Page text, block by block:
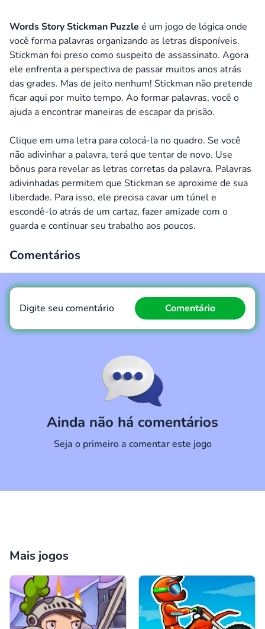
Words Story Stickman Puzzle é um jogo de lógica onde
você forma palavras organizando as letras disponíveis.
Stickman foi preso como suspeito de assassinato. Agora
ele enfrenta a perspectiva de passar muitos anos atrás
das grades. Mas de jeito nenhum! Stickman não pretende
ficar aqui por muito tempo. Ao formar palavras, você o
ajuda a encontrar maneiras de escapar da prisão.
Clique em uma letra para colocá-la no quadro. Se você
não adivinhar a palavra, terá que tentar de novo. Use
bônus para revelar as letras corretas da palavra. Palavras
adivinhadas permitem que Stickman se aproxime de sua
liberdade. Para isso, ele precisa cavar um túnel e
escondê-lo atrás de um cartaz, fazer amizade com o
guarda e continuar seu trabalho aos poucos.
Comentários
Ainda não há comentários
Seja o primeiro a comentar este jogo
Digite seu comentário Comentário
Mais jogos